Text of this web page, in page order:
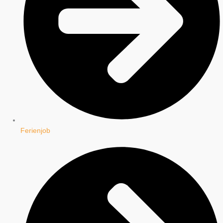
Ferienjob